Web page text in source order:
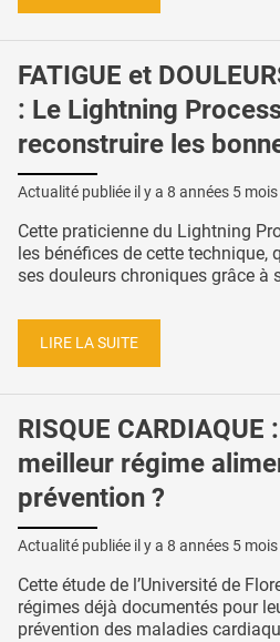
FATIGUE et
: Le Lightning
reconstruire les
Actualité publiée il y a 8 années 5 mois
Cette praticienne du Lightning
les bénéfices de cette technique,
ses douleurs chroniques grâce à
LIRE LA SUITE
RISQUE CARDIAQUE
meilleur régime
prévention ?
Actualité publiée il y a 8 années 5 mois
Cette étude de l’Université de
régimes déjà documentés pour
prévention des maladies